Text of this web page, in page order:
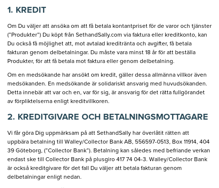
1. KREDIT
Om Du väljer att ansöka om att få betala kontantpriset för de varor och tjänster
(”Produkter”) Du köpt från SethandSally.com via faktura eller kreditkonto, kan
Du också få möjlighet att, mot avtalad kreditränta och avgifter, få betala
fakturan genom delbetalningar. Du måste vara minst 18 år för att beställa
Produkter, för att få betala mot faktura eller genom delbetalning.
Om en medsökande har ansökt om kredit, gäller dessa allmänna villkor även
medsökanden. En medsökande är solidariskt ansvarig med huvudsökanden.
Detta innebär att var och en, var för sig, är ansvarig för det rätta fullgörandet
av förpliktelserna enligt kreditvillkoren.
2. KREDITGIVARE OCH BETALNINGSMOTTAGARE
Vi får göra Dig uppmärksam på att SethandSally har överlåtit rätten att
uppbära betalning till Walley/Collector Bank AB, 556597-0513, Box 11914, 404
39 Göteborg, (”Collector Bank”). Betalning kan således med befriande verkan
endast ske till Collector Bank på plusgiro 417 74 04-3. Walley/Collector Bank
är också kreditgivare för det fall Du väljer att betala fakturan genom
delbetalningar enligt nedan.